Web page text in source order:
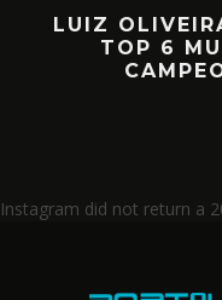
LUIZ
TOP 6
Instagram did not return a